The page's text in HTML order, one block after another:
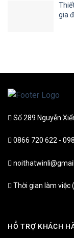
gia
Số 289 Nguyễn
0866 720 622 -
Thời gian làm việc
HỖ TRỢ KHÁCH